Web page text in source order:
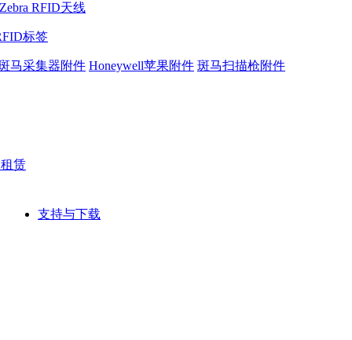
Zebra RFID天线
标签
马采集器附件 Honeywell苹果附件 斑马扫描枪附件
赁
支持与下载